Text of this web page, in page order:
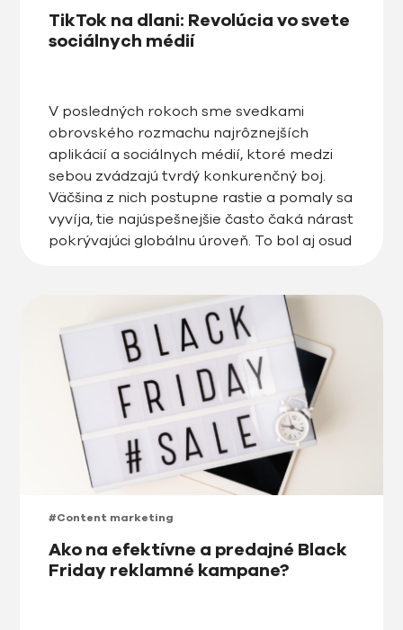
TikTok na dlani: Revolúcia vo svete
sociálnych médií
V posledných rokoch sme svedkami
obrovského rozmachu najrôznejších
aplikácií a sociálnych médií, ktoré medzi
sebou zvádzajú tvrdý konkurenčný boj.
Väčšina z nich postupne rastie a pomaly sa
vyvíja, tie najúspešnejšie často čaká nárast
pokrývajúci globálnu úroveň. To bol aj osud
#Content marketing
Ako na efektívne a predajné Black
Friday reklamné kampane?